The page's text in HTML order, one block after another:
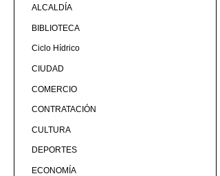
ALCALDÍA
BIBLIOTECA
Ciclo Hídrico
CIUDAD
COMERCIO
CONTRATACIÓN
CULTURA
DEPORTES
ECONOMÍA